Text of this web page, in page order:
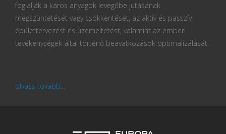
foglalják a káros anyagok levegőbe jutásának
megszüntetését vagy csökkentését, az aktív és passzív
épülettervezést és üzemeltetést, valamint az emberi
tevékenységek által történő beavatkozások optimalizálását.
olvass tovább...